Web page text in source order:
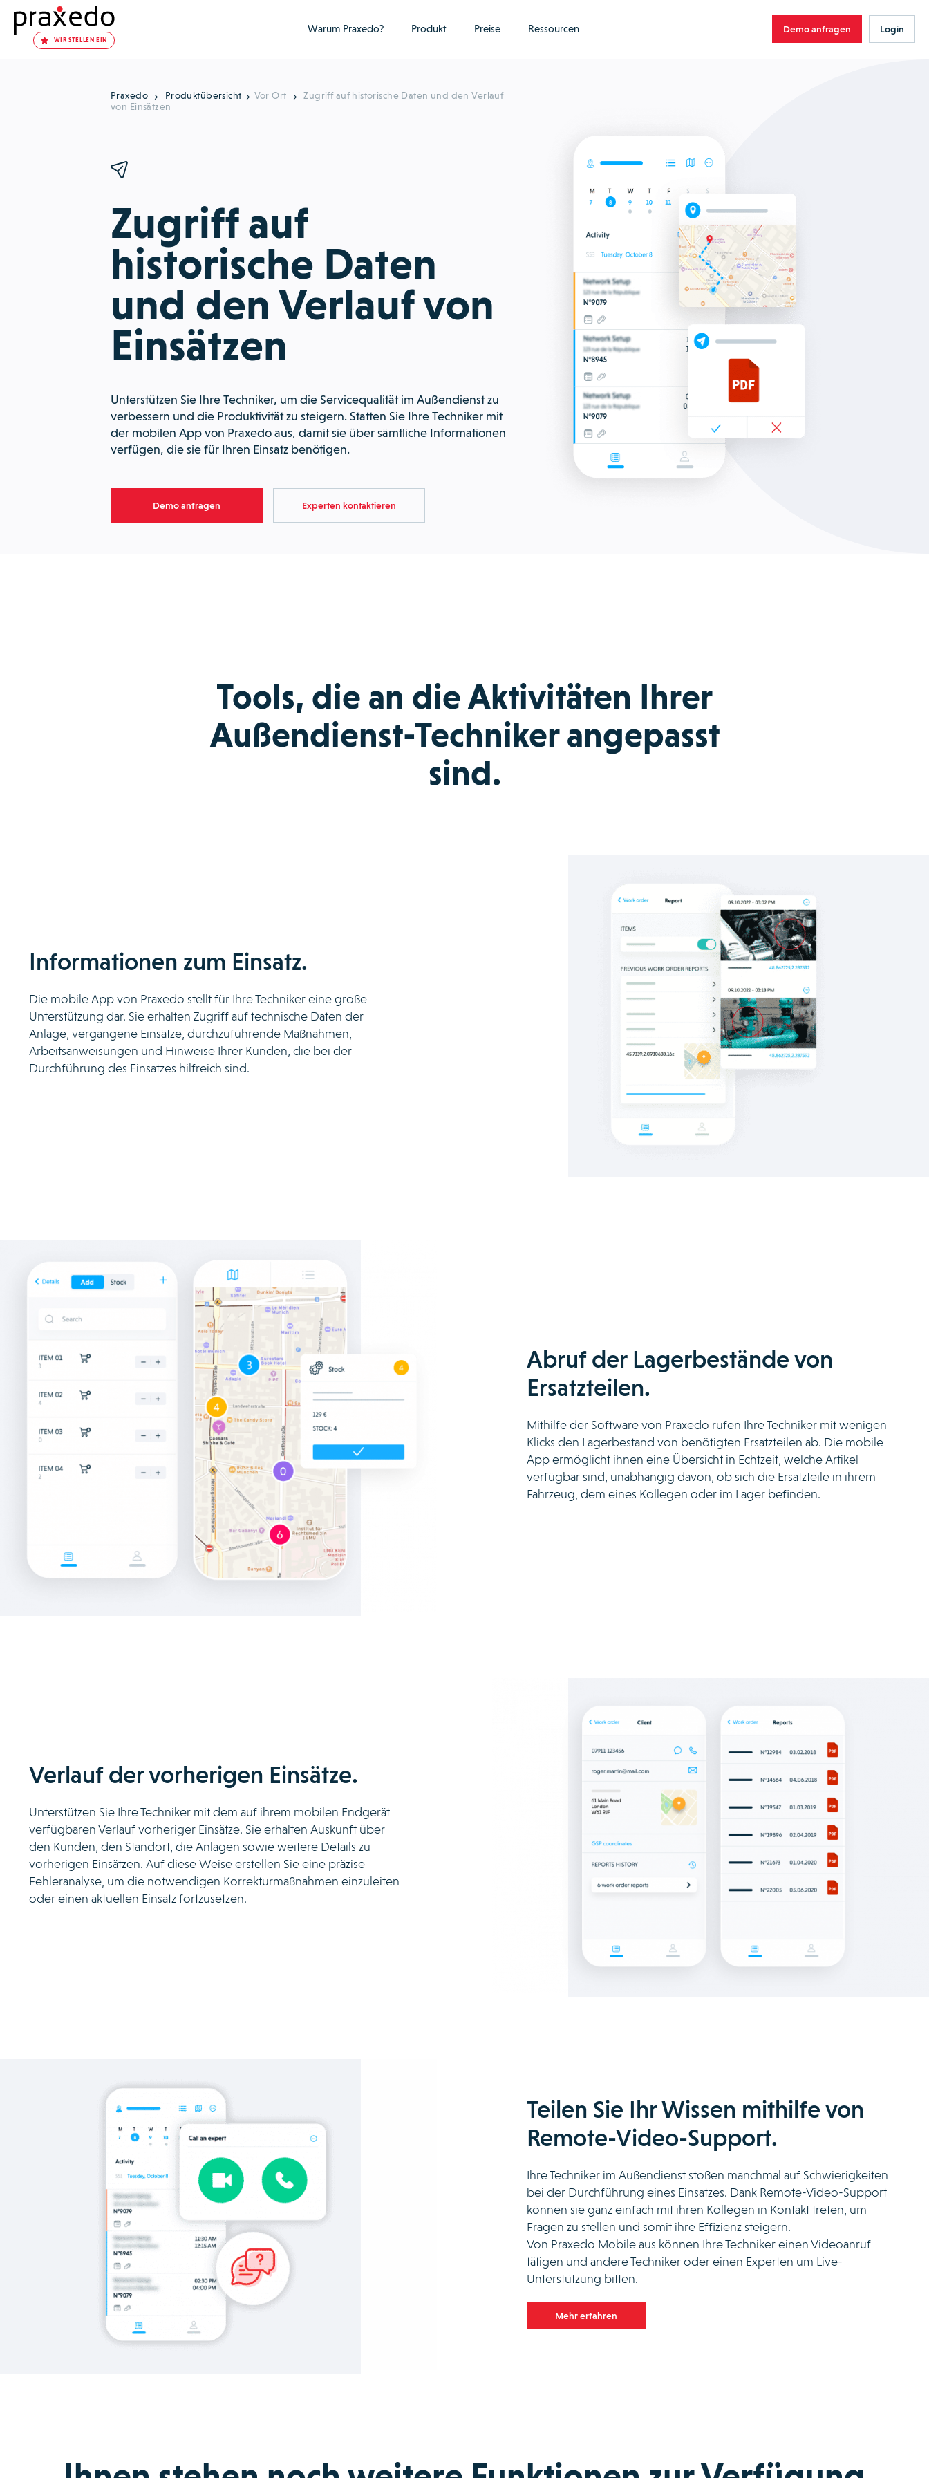
WIR STELLEN EIN
Warum Praxedo? Produkt Preise Ressourcen Demo anfragen Login
Praxedo Produktübersicht Vor Ort
Zugriff auf historische Daten und den Verlauf
von Einsätzen
Zugriff auf
historische Daten
und den Verlauf von
Einsätzen
Unterstützen Sie Ihre Techniker, um die Servicequalität im Außendienst zu
verbessern und die Produktivität zu steigern. Statten Sie Ihre Techniker mit
der mobilen App von Praxedo aus, damit sie über sämtliche Informationen
verfügen, die sie für Ihren Einsatz benötigen.
Demo anfragen Experten kontaktieren
Tools, die an die Aktivitäten Ihrer
Außendienst-Techniker angepasst
sind.
Informationen zum Einsatz.
Die mobile App von Praxedo stellt für Ihre Techniker eine große
Unterstützung dar. Sie erhalten Zugriff auf technische Daten der
Anlage, vergangene Einsätze, durchzuführende Maßnahmen,
Arbeitsanweisungen und Hinweise Ihrer Kunden, die bei der
Durchführung des Einsatzes hilfreich sind.
Abruf der Lagerbestände von
Ersatzteilen.
Mithilfe der Software von Praxedo rufen Ihre Techniker mit wenigen
Klicks den Lagerbestand von benötigten Ersatzteilen ab. Die mobile
App ermöglicht ihnen eine Übersicht in Echtzeit, welche Artikel
verfügbar sind, unabhängig davon, ob sich die Ersatzteile in ihrem
Fahrzeug, dem eines Kollegen oder im Lager befinden.
Verlauf der vorherigen Einsätze.
Unterstützen Sie Ihre Techniker mit dem auf ihrem mobilen Endgerät
verfügbaren Verlauf vorheriger Einsätze. Sie erhalten Auskunft über
den Kunden, den Standort, die Anlagen sowie weitere Details zu
vorherigen Einsätzen. Auf diese Weise erstellen Sie eine präzise
Fehleranalyse, um die notwendigen Korrekturmaßnahmen einzuleiten
oder einen aktuellen Einsatz fortzusetzen.
Teilen Sie Ihr Wissen mithilfe von
Remote-Video-Support.
Ihre Techniker im Außendienst stoßen manchmal auf Schwierigkeiten
bei der Durchführung eines Einsatzes. Dank Remote-Video-Support
können sie ganz einfach mit ihren Kollegen in Kontakt treten, um
Fragen zu stellen und somit ihre Effizienz steigern.
Von Praxedo Mobile aus können Ihre Techniker einen Videoanruf
tätigen und andere Techniker oder einen Experten um Live-
Unterstützung bitten.
Mehr erfahren